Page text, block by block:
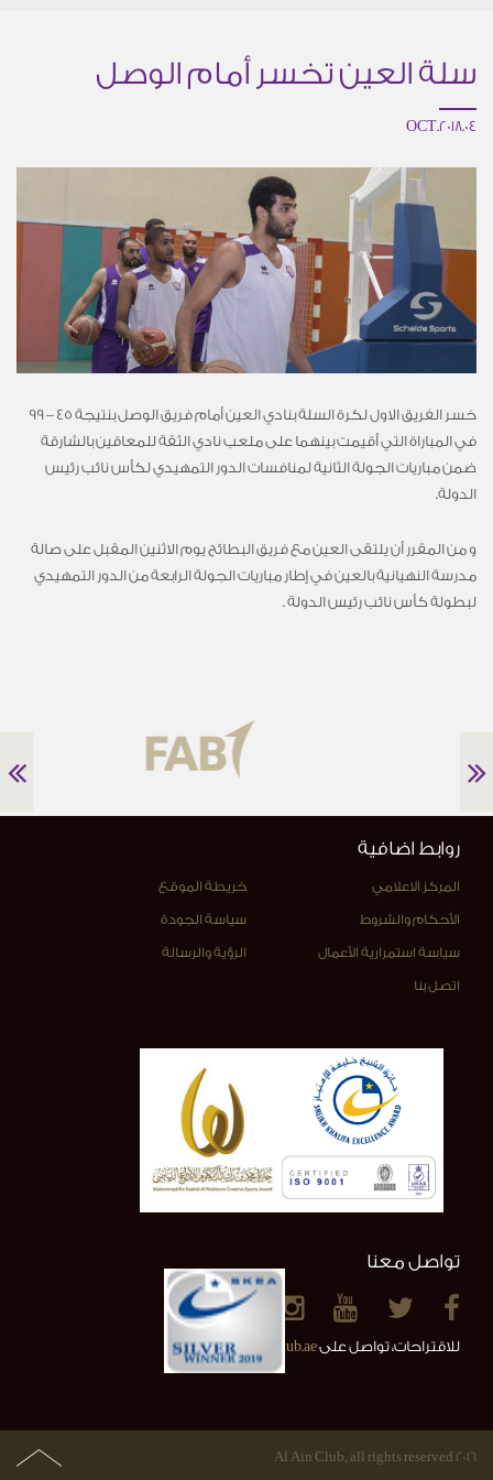
سلة العين تخسر أمام الوصل
04.OCT.2018
خسر الفريق الاول لكرة السلة بنادي العين أمام فريق الوصل بنتيجة 45 – 99
في المباراة التي أقيمت بينهما على ملعب نادي الثقة للمعاقين بالشارقة
ضمن مباريات الجولة الثانية لمنافسات الدور التمهيدي لكأس نائب رئيس
الدولة.
و من المقرر أن يلتقى العين مع فريق البطائح يوم الاثنين المقبل على صالة
مدرسة النهيانية بالعين في إطار مباريات الجولة الرابعة من الدور التمهيدي
لبطولة كأس نائب رئيس الدولة .
روابط اضافية
المركز الاعلامي خريطة الموقع
الأحكام والشروط سياسة الجودة
سياسة استمرارية الأعمال الرؤية والرسالة
اتصل بنا
تواصل معنا
للاقتراحات، تواصل علىinfo@alainclub.ae
2016 Al Ain Club, all rights reserved